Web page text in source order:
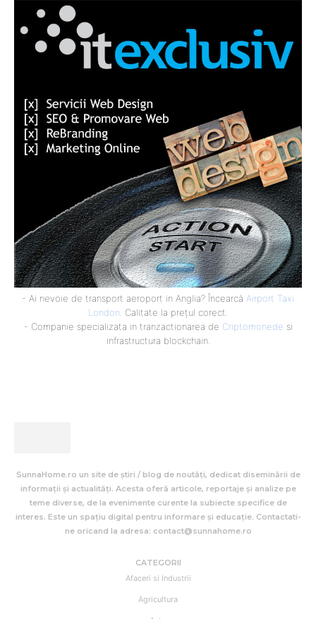
- Ai nevoie de transport aeroport in Anglia? Încearcă Airport Taxi
London. Calitate la prețul corect.
- Companie specializata in tranzactionarea de Criptomonede si
infrastructura blockchain.
SunnaHome.ro un site de știri / blog de noutăți, dedicat diseminării de
informații și actualități. Acesta oferă articole, reportaje și analize pe
teme diverse, de la evenimente curente la subiecte specifice de
interes. Este un spațiu digital pentru informare și educație. Contactati-
ne oricand la adresa: contact@sunnahome.ro
CATEGORII
Afaceri si Industrii
Agricultura